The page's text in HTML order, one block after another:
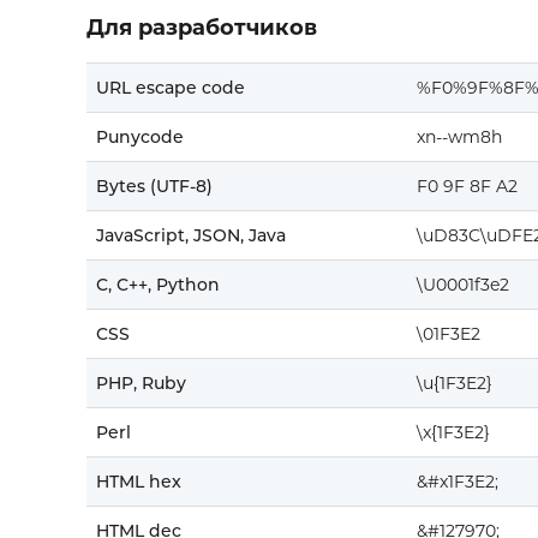
Для разработчиков
URL escape code
Punycode xn--wm8h
Bytes (UTF-8) F0 9F 8F A2
JavaScript, JSON, Java
C, C++, Python \U0001f3e2
CSS \01F3E2
PHP, Ruby \u{1F3E2}
Perl \x{1F3E2}
HTML hex &#x1F3E2;
HTML dec &#127970;